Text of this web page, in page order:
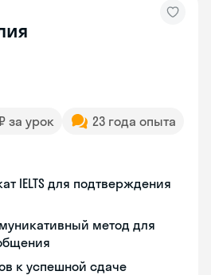
за урок
23 года опыта
IELTS для подтверждения
метод для
к успешной сдаче